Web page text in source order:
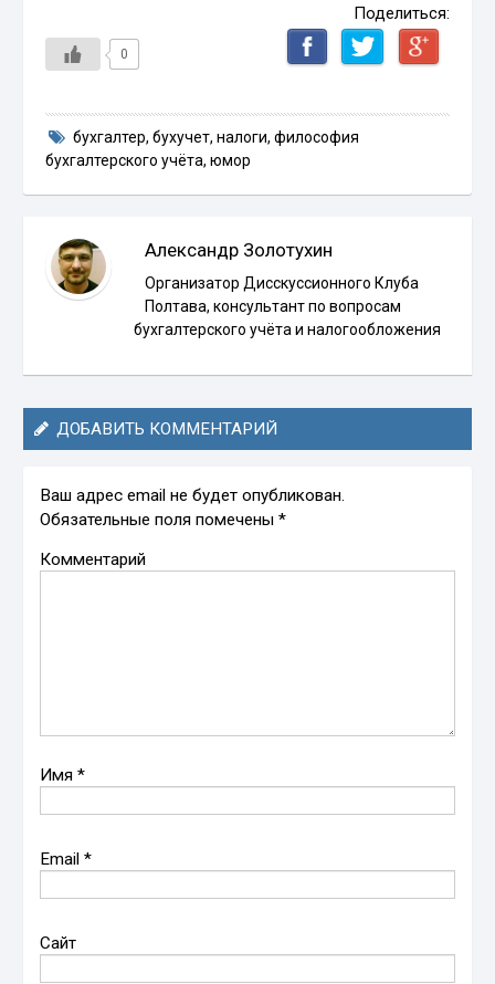
Поделиться:
0
бухгалтер, бухучет, налоги, философия
бухгалтерского учёта,юмор
Александр Золотухин
Организатор Дисскуссионного Клуба
Полтава, консультант по вопросам
бухгалтерского учёта и налогообложения
ДОБАВИТЬ КОММЕНТАРИЙ
Ваш адрес email не будет опубликован.
Обязательные поля помечены*
Комментарий
Имя*
Email*
Сайт